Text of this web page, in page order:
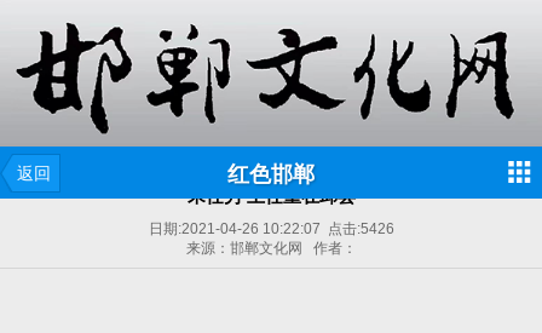
返回 红色邯郸
宋任穷 王任重在邱县
日期:2021-04-26 10:22:07 点击:5426
来源：邯郸文化网 作者：